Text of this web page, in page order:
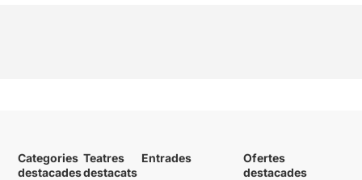
Categories
destacades
Teatres
destacats
Entrades
Ofertes
destacades